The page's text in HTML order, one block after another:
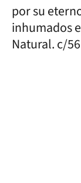
por su
inhumados
Natural. c/